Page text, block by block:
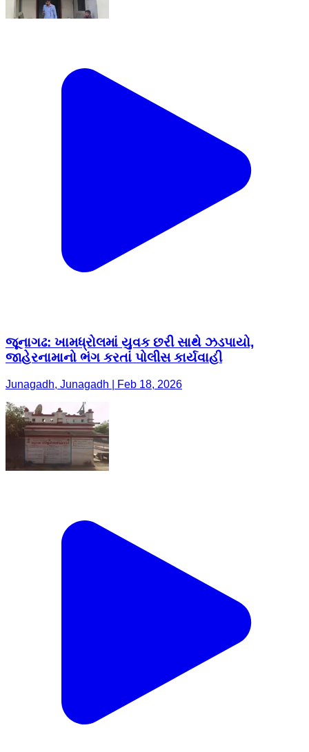
જૂનાગઢ: ખામધ્રોલમાં યુવક છરી સાથે ઝડપાયો,
જાહેરનામાનો ભંગ કરતાં પોલીસ કાર્યવાહી
Junagadh, Junagadh | Feb 18, 2026